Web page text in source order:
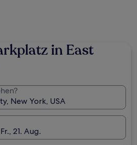
in East
New York, USA
21. Aug.